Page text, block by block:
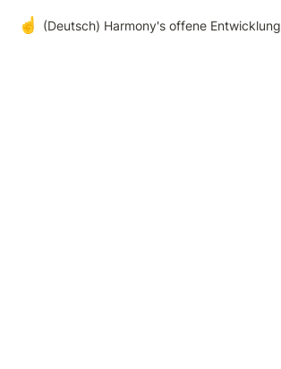
☝️ (Deutsch) Harmony's offene Entwicklung